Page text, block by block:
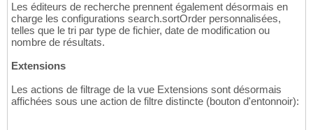
Les éditeurs de recherche prennent également désormais en
charge les configurations search.sortOrder personnalisées,
telles que le tri par type de fichier, date de modification ou
nombre de résultats.
Extensions
Les actions de filtrage de la vue Extensions sont désormais
affichées sous une action de filtre distincte (bouton d'entonnoir):